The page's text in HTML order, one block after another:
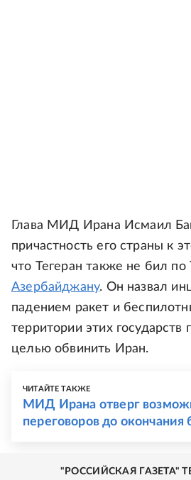
Глава МИД Ирана Исмаил
причастность его страны к
что Тегеран также не бил по
Азербайджану. Он назвал
падением ракет и
территории этих государств
целью обвинить Иран.
ЧИТАЙТЕ ТАКЖЕ
МИД Ирана отверг
переговоров до окончания
"РОССИЙСКАЯ ГАЗЕТА"